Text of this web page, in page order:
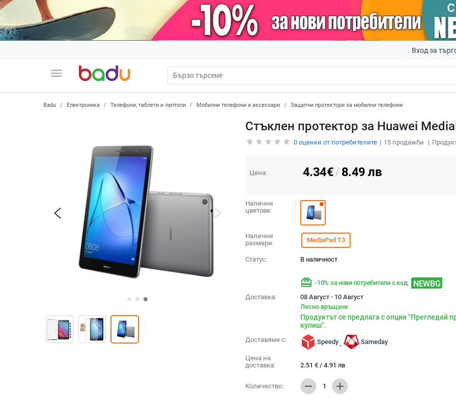
menu
Вход за
Badu Електроника Телефони, таблети и лаптопи Мобилни телефони и аксесоари Защитни протектори за мобилни телефони
Стъклен протектор за Huawei
0оценки от потребителите 15продажби
Цена: 4.34€/8.49 лв
Налични
цветове:
Налични
размери:
MediaPad T3
Статус: В наличност
redeem -10% за нови потребители с код: NEWBG
Доставка:
08 Август - 10 Август
Лесно връщане
Продуктът се предлага с опция "Прегледай
купиш".
Доставяме с: Speedy , Sameday
Цена на
доставка:
2.51 € / 4.91 лв
Количество: remove 1 add